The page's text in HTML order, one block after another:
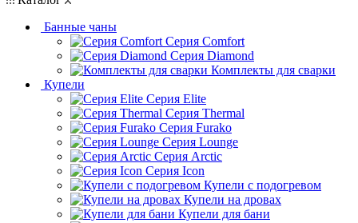
Банные чаны
Серия Comfort
Серия Diamond
Комплекты для сварки
Купели
Серия Elite
Серия Thermal
Серия Furako
Серия Lounge
Серия Arctic
Серия Icon
Купели с подогревом
Купели на дровах
Купели для бани